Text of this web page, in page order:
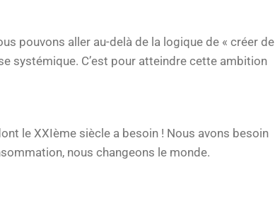
pouvons aller au-delà de la logique de « créer de
systémique. C’est pour atteindre cette ambition
le XXIème siècle a besoin ! Nous avons besoin
nous changeons le monde.